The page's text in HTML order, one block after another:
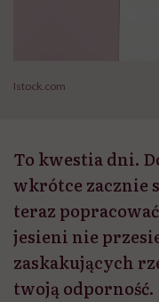
Istock.com
To kwestia dni.
wkrótce zacznie
teraz
jesieni nie
zaskakujących
twoją odporność.